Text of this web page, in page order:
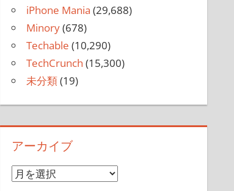
iPhone Mania (29,688)
Minory(678)
Techable (10,290)
TechCrunch (15,300)
未分類(19)
アーカイブ
ア